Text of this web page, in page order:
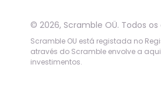
© 2026, Scramble OÜ. Todos
Scramble OU está registada no
através do Scramble envolve a
investimentos.